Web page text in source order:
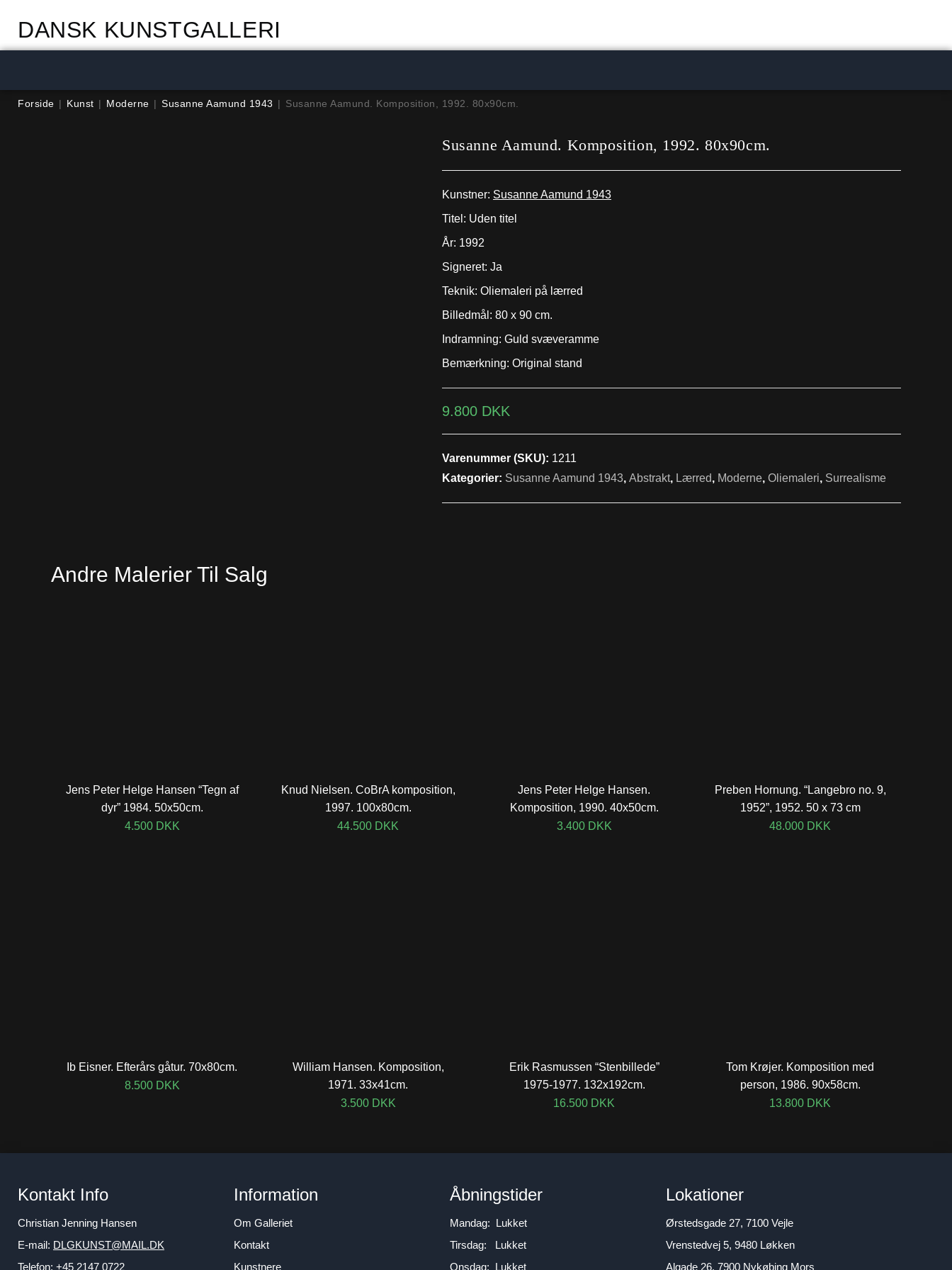
DANSK KUNSTGALLERI
Forside | Kunst | Moderne | Susanne Aamund 1943 | Susanne Aamund. Komposition, 1992. 80x90cm.
Susanne Aamund. Komposition, 1992. 80x90cm.
Kunstner: Susanne Aamund 1943
Titel: Uden titel
År: 1992
Signeret: Ja
Teknik: Oliemaleri på lærred
Billedmål: 80 x 90 cm.
Indramning: Guld svæveramme
Bemærkning: Original stand
9.800 DKK
Varenummer (SKU): 1211
Kategorier: Susanne Aamund 1943, Abstrakt, Lærred, Moderne, Oliemaleri, Surrealisme
Andre Malerier Til Salg
Jens Peter Helge Hansen “Tegn af
dyr” 1984. 50x50cm.
4.500 DKK
Knud Nielsen. CoBrA komposition,
1997. 100x80cm.
44.500 DKK
Jens Peter Helge Hansen.
Komposition, 1990. 40x50cm.
3.400 DKK
Preben Hornung. “Langebro no. 9,
1952”, 1952. 50 x 73 cm
48.000 DKK
Ib Eisner. Efterårs gåtur. 70x80cm.
8.500 DKK
William Hansen. Komposition,
1971. 33x41cm.
3.500 DKK
Erik Rasmussen “Stenbillede”
1975-1977. 132x192cm.
16.500 DKK
Tom Krøjer. Komposition med
person, 1986. 90x58cm.
13.800 DKK
Kontakt Info
Christian Jenning Hansen
E-mail: DLGKUNST@MAIL.DK
Telefon: +45 2147 0722
Information
Om Galleriet
Kontakt
Kunstnere
Åbningstider
Mandag: Lukket
Tirsdag: Lukket
Onsdag: Lukket
Lokationer
Ørstedsgade 27, 7100 Vejle
Vrenstedvej 5, 9480 Løkken
Algade 26, 7900 Nykøbing Mors